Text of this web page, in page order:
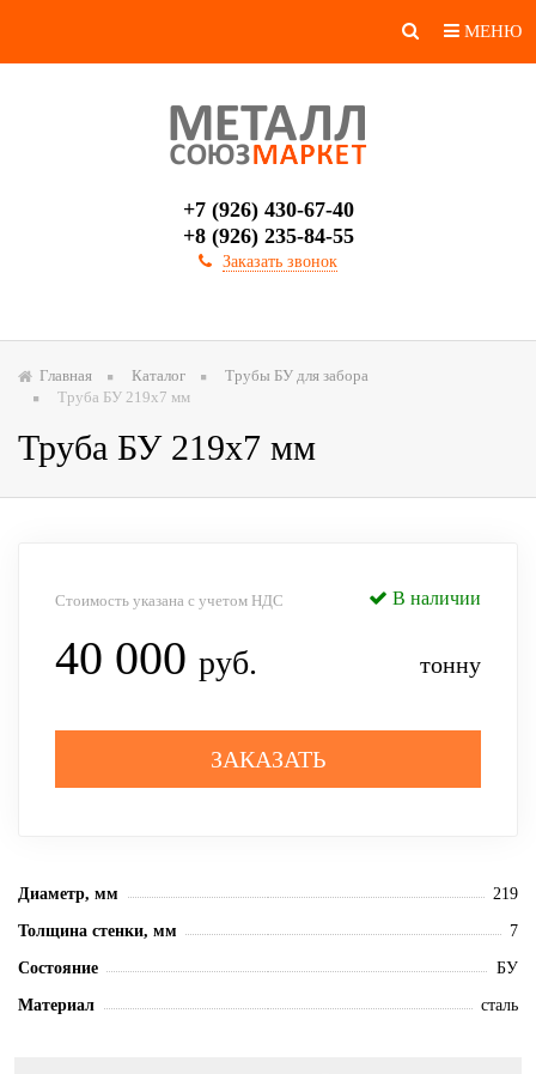
МЕНЮ
+7 (926) 430-67-40
+8 (926) 235-84-55
Заказать звонок
Главная Каталог
Трубы БУ для забора
Труба БУ 219x7 мм
Труба БУ 219x7 мм
Стоимость указана с учетом НДС В наличии
40 000 руб. тонну
ЗАКАЗАТЬ
Диаметр, мм 219
Толщина стенки, мм 7
Состояние БУ
Материал сталь